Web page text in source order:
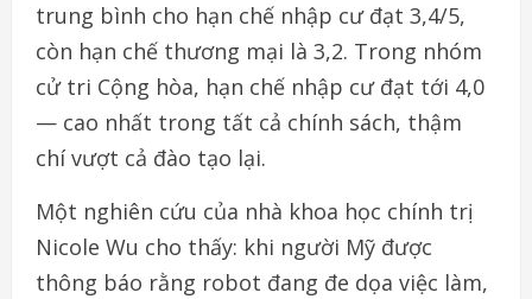
trung bình cho hạn chế nhập cư đạt 3,4/5,
còn hạn chế thương mại là 3,2. Trong nhóm
cử tri Cộng hòa, hạn chế nhập cư đạt tới 4,0
— cao nhất trong tất cả chính sách, thậm
chí vượt cả đào tạo lại.
Một nghiên cứu của nhà khoa học chính trị
Nicole Wu cho thấy: khi người Mỹ được
thông báo rằng robot đang đe dọa việc làm,